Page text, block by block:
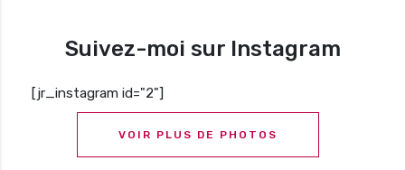
Suivez-moi sur Instagram
[jr_instagram id="2"]
VOIR PLUS DE PHOTOS